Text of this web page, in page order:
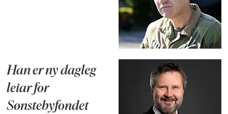
Han er ny dagleg
leiar for
Sønstebyfondet